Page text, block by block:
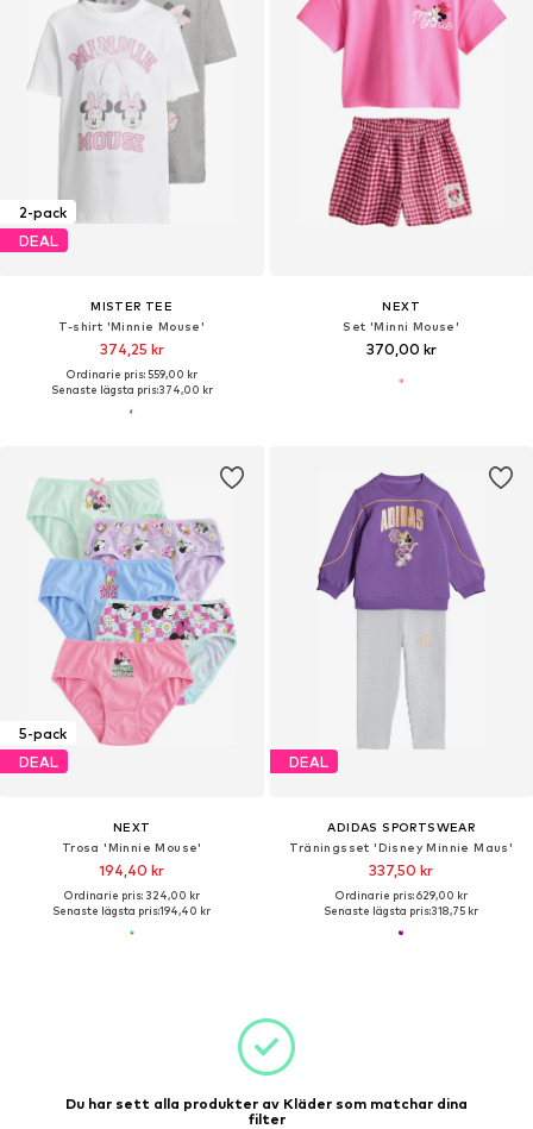
2-pack
DEAL
MISTER TEE
T-shirt 'Minnie Mouse'
374,25 kr
Ordinarie pris: 559,00 kr
Senaste lägsta pris:374,00 kr
NEXT
Set 'Minni Mouse'
370,00 kr
5-pack
DEAL
NEXT
Trosa 'Minnie Mouse'
194,40 kr
Ordinarie pris: 324,00 kr
Senaste lägsta pris:194,40 kr
DEAL
ADIDAS SPORTSWEAR
Träningsset 'Disney Minnie Maus'
337,50 kr
Ordinarie pris: 629,00 kr
Senaste lägsta pris:318,75 kr
Du har sett alla produkter av Kläder som matchar dina
filter